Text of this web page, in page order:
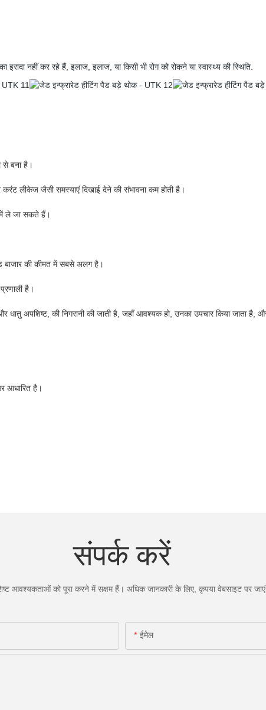
नहीं कर रहे हैं, इलाज, इलाज, या किसी भी रोग को रोकने या स्वास्थ्य की स्थिति.
से बना है।
करंट लीकेज जैसी समस्याएं दिखाई देने की संभावना कम होती है।
में ले जा सकते हैं।
बाजार की कीमत में सबसे अलग है।
है।
अपशिष्ट, की निगरानी की जाती है, जहाँ आवश्यक हो, उनका उपचार किया जाता है,
आधारित है।
संपर्क करें
आवश्यकताओं को पूरा करने में सक्षम हैं। अधिक जानकारी के लिए, कृपया वेबसाइट पर
ईमेल